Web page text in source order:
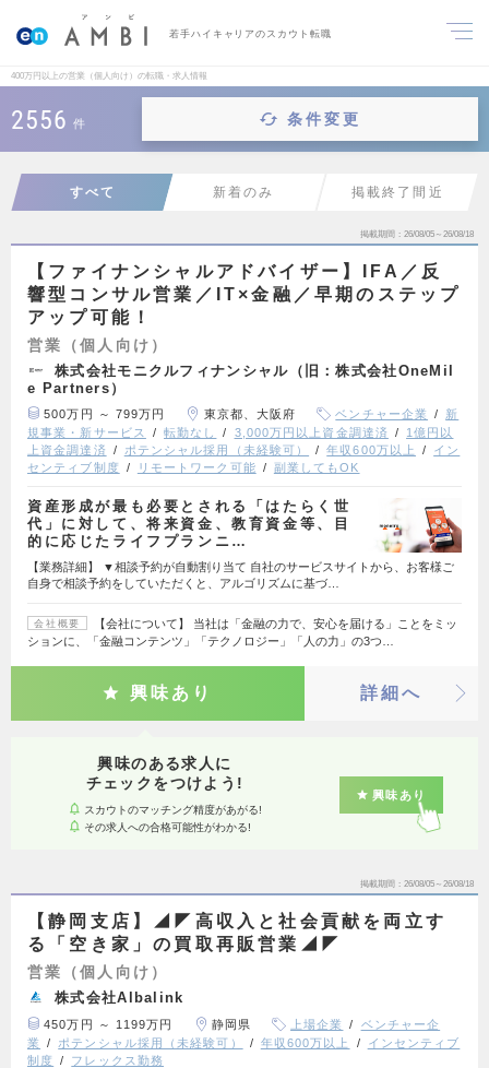
若手ハイキャリアのスカウト転職
400万円以上の営業（個人向け）の転職・求人情報
2556 件 条件変更
すべて 新着のみ 掲載終了間近
掲載期間 26/08/05～26/08/18
【ファイナンシャルアドバイザー】IFA／反
響型コンサル営業／IT×金融／早期のステップ
アップ可能！
営業（個人向け）
株式会社モニクルフィナンシャル（旧：株式会社OneMil
e Partners）
500万円 ～ 799万円 東京都、大阪府 ベンチャー企業
新
規事業・新サービス
転勤なし 3,000万円以上資金調達済
1億円以
上資金調達済
ポテンシャル採用（未経験可） 年収600万以上
イン
センティブ制度
リモートワーク可能 副業してもOK
資産形成が最も必要とされる「はたらく世
代」に対して、将来資金、教育資金等、目
的に応じたライフプランニ…
【業務詳細】 ▼相談予約が自動割り当て 自社のサービスサイトから、お客様ご
自身で相談予約をしていただくと、アルゴリズムに基づ…
会社概要
【会社について】 当社は「金融の力で、安心を届ける」ことをミッ
ションに、「金融コンテンツ」「テクノロジー」「人の力」の3つ…
興味あり 詳細へ
興味のある求人に
チェックをつけよう!
スカウトのマッチング精度があがる!
その求人への合格可能性がわかる!
興味あり
掲載期間 26/08/05～26/08/18
【静岡支店】◢◤高収入と社会貢献を両立す
る「空き家」の買取再販営業◢◤
営業（個人向け）
株式会社Albalink
450万円 ～ 1199万円 静岡県 上場企業
ベンチャー企
業
ポテンシャル採用（未経験可） 年収600万以上
インセンティブ
制度
フレックス勤務